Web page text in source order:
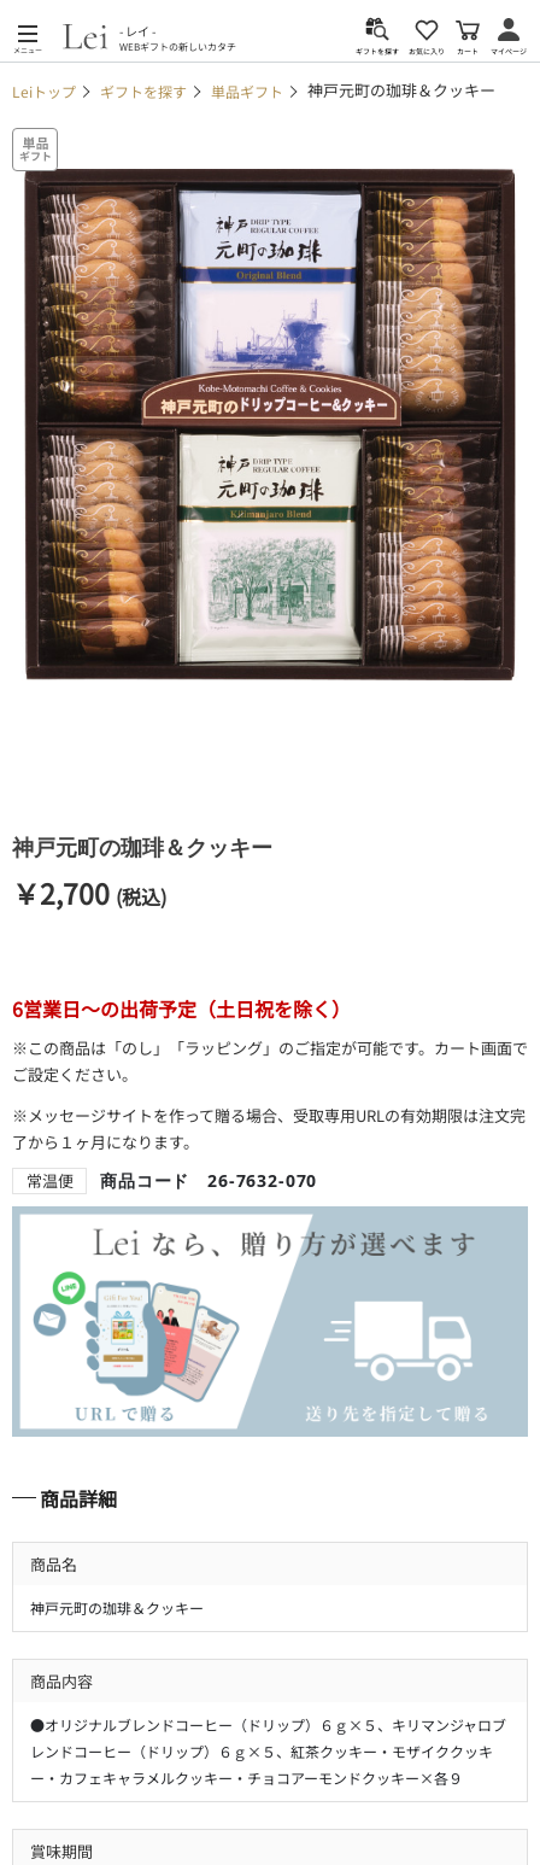
メニュー
- レイ -
WEBギフトの新しいカタチ ギフトを探す お気に入り カート マイページ
Leiトップ ギフトを探す 単品ギフト 神戸元町の珈琲＆クッキー
神戸元町の珈琲＆クッキー
￥2,700 (税込)
6営業日～の出荷予定（土日祝を除く）
※この商品は「のし」「ラッピング」のご指定が可能です。カート画面で
ご設定ください。
※メッセージサイトを作って贈る場合、受取専用URLの有効期限は注文完
了から１ヶ月になります。
常温便
商品コード 26-7632-070
商品詳細
商品名
神戸元町の珈琲＆クッキー
商品内容
●オリジナルブレンドコーヒー（ドリップ）６ｇ×５、キリマンジャロブ
レンドコーヒー（ドリップ）６ｇ×５、紅茶クッキー・モザイククッキ
ー・カフェキャラメルクッキー・チョコアーモンドクッキー×各９
賞味期間